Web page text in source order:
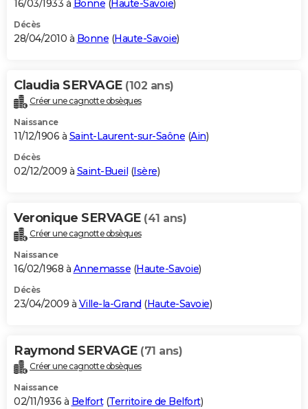
16/03/1933 à Bonne (Haute-Savoie)
Décès
28/04/2010 à Bonne (Haute-Savoie)
Claudia SERVAGE (102 ans)
Créer une cagnotte obsèques
Naissance
11/12/1906 à Saint-Laurent-sur-Saône (Ain)
Décès
02/12/2009 à Saint-Bueil (Isère)
Veronique SERVAGE (41 ans)
Créer une cagnotte obsèques
Naissance
16/02/1968 à Annemasse (Haute-Savoie)
Décès
23/04/2009 à Ville-la-Grand (Haute-Savoie)
Raymond SERVAGE (71 ans)
Créer une cagnotte obsèques
Naissance
02/11/1936 à Belfort(Territoire de Belfort)